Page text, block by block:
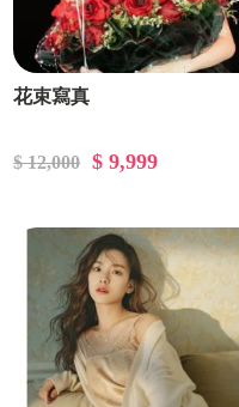
花束寫真
$ 12,000 $ 9,999